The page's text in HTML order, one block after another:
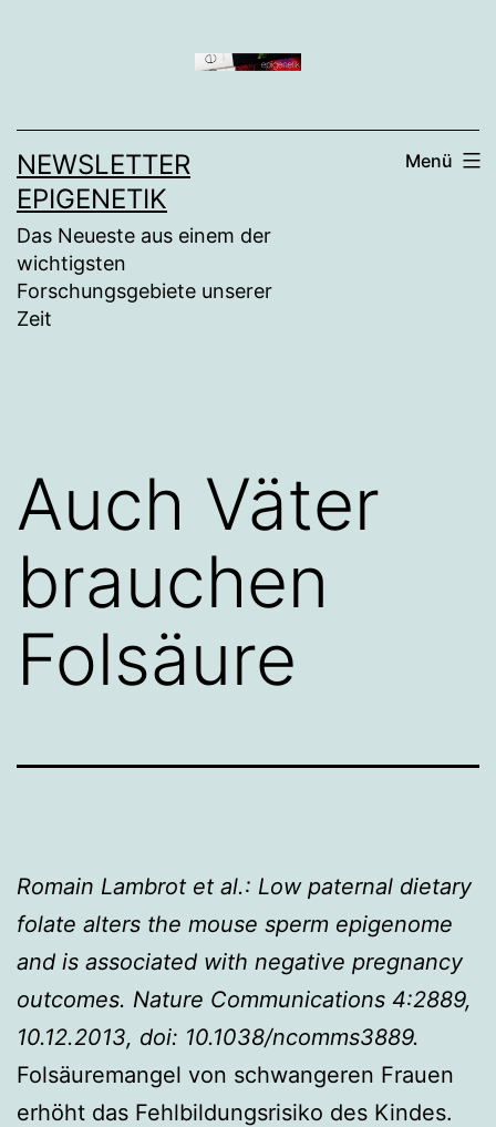
NEWSLETTER
EPIGENETIK
Das Neueste aus einem der
wichtigsten
Forschungsgebiete unserer
Zeit
Menü
Auch Väter
brauchen
Folsäure
Romain Lambrot et al.: Low paternal dietary
folate alters the mouse sperm epigenome
and is associated with negative pregnancy
outcomes. Nature Communications 4:2889,
10.12.2013, doi: 10.1038/ncomms3889.
Folsäuremangel von schwangeren Frauen
erhöht das Fehlbildungsrisiko des Kindes.